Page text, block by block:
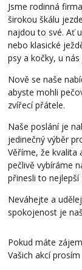
Jsme rodinná
širokou škálu
najdou to své. Ať
nebo klasické
psy a kočky, u
Nově se naše
abyste mohli
zvířecí přátele.
Naše poslání je
jedinečný výběr
Věříme, že kvalita
pečlivě vybíráme
přinesli to
Neváhejte a
spokojenost je
Pokud máte
Vašich akcí